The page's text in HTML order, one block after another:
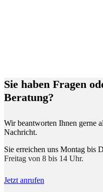
Sie haben Fragen
Beratung?
Wir beantworten Ihnen gerne
Nachricht.
Sie erreichen uns Montag bis
Freitag von 8 bis 14 Uhr.
Jetzt anrufen